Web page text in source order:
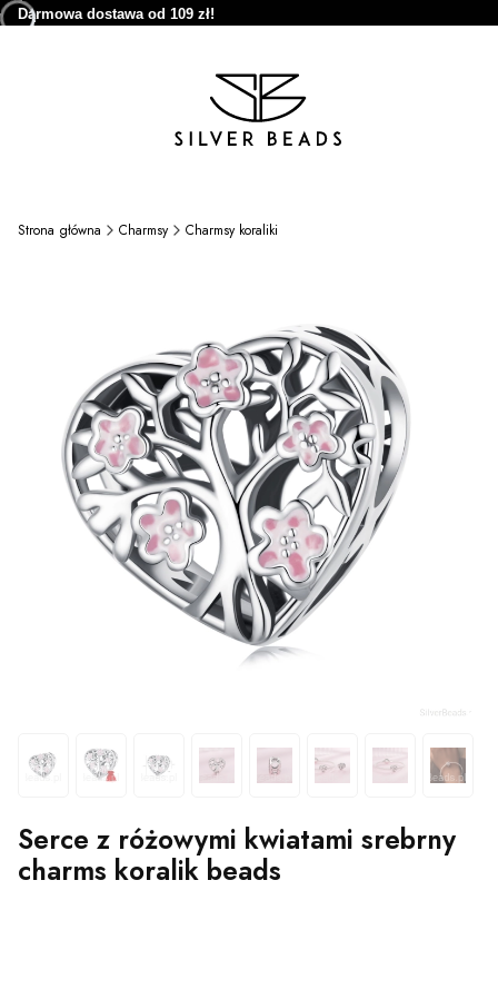
Darmowa dostawa od 109 zł!
Strona główna Charmsy Charmsy koraliki
Serce z różowymi kwiatami srebrny
charms koralik beads